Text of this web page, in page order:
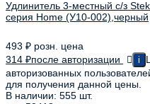
Удлинитель 3-местный с/з
серия Home (У10-002),черный
493 ₽ розн. цена
314 ₽после авторизации i
авторизованных
для получения данной цены.
В наличии: 555 шт.